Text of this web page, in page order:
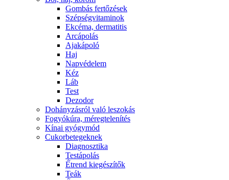
Gombás fertőzések
Szépségvitaminok
Ekcéma, dermatitis
Arcápolás
Ajakápoló
Haj
Napvédelem
Kéz
Láb
Test
Dezodor
Dohányzásról való leszokás
Fogyókúra, méregtelenítés
Kínai gyógymód
Cukorbetegeknek
Diagnosztika
Testápolás
É́trend kiegészítők
Teák